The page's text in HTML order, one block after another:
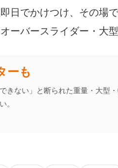
日でかけつけ、その場
ーバースライダー・大
ーも
きない」と断られた重量・大型
。